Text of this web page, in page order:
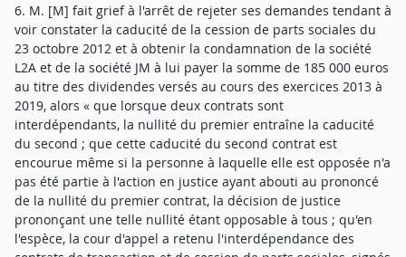
6. M. [M] fait grief à l'arrêt de rejeter ses demandes tendant à
voir constater la caducité de la cession de parts sociales du
23 octobre 2012 et à obtenir la condamnation de la société
L2A et de la société JM à lui payer la somme de 185 000 euros
au titre des dividendes versés au cours des exercices 2013 à
2019, alors « que lorsque deux contrats sont
interdépendants, la nullité du premier entraîne la caducité
du second ; que cette caducité du second contrat est
encourue même si la personne à laquelle elle est opposée n'a
pas été partie à l'action en justice ayant abouti au prononcé
de la nullité du premier contrat, la décision de justice
prononçant une telle nullité étant opposable à tous ; qu'en
l'espèce, la cour d'appel a retenu l'interdépendance des